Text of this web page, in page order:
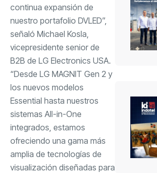
continua expansión de
nuestro portafolio DVLED”,
señaló Michael Kosla,
vicepresidente senior de
B2B de LG Electronics USA.
“Desde LG MAGNIT Gen 2 y
los nuevos modelos
Essential hasta nuestros
sistemas All-in-One
integrados, estamos
ofreciendo una gama más
amplia de tecnologías de
visualización diseñadas para